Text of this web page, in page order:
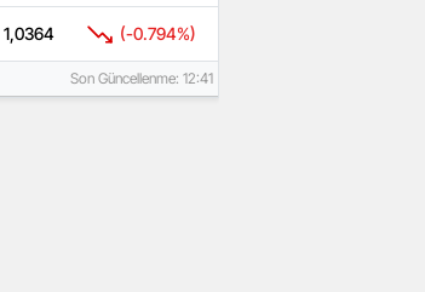
1,0364 (-0.794%)
Son Güncellenme: 12:41